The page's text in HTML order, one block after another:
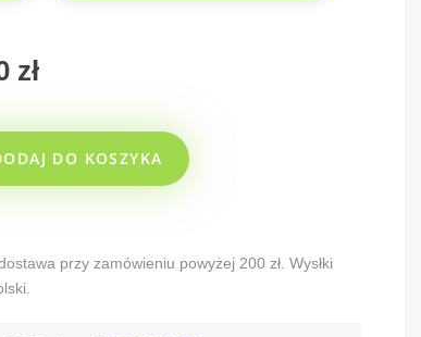
DO KOSZYKA
przy zamówieniu powyżej 200 zł. Wysłki